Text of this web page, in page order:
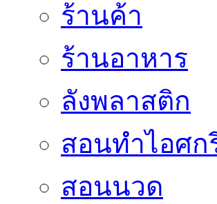
ร้านค้า
ร้านอาหาร
ลังพลาสติก
สอนทำไอศก
สอนนวด